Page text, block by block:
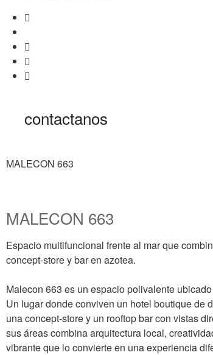
contactanos
MALECON 663
MALECON 663
Espacio multifuncional frente al mar que
concept-store y bar en azotea.
Malecon 663 es un espacio polivalente
Un lugar donde conviven un hotel boutique de
una concept-store y un rooftop bar con vistas
sus áreas combina arquitectura local,
vibrante que lo convierte en una experiencia